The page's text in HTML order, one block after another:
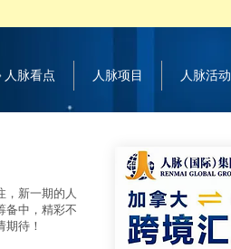
人脉看点 人脉项目 人脉活动
，新一期的人
备中，精彩不
期待！